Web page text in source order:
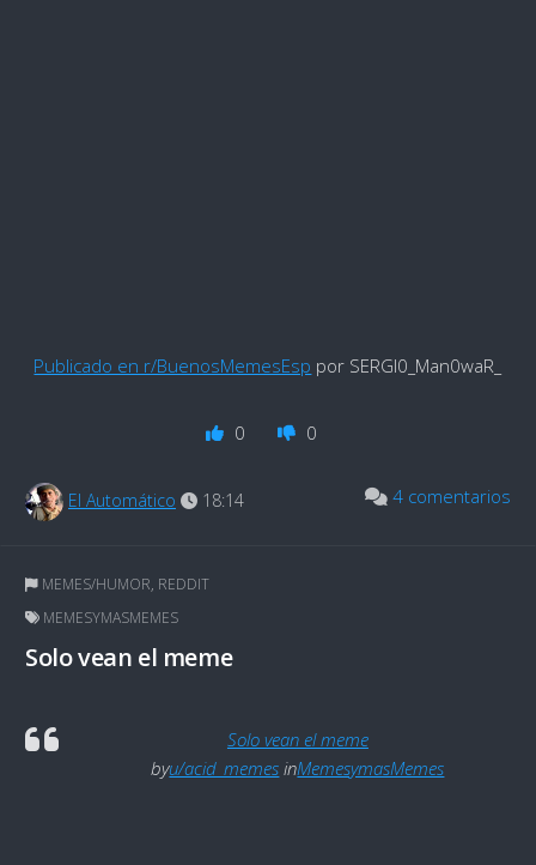
Publicado en r/BuenosMemesEsp por SERGI0_Man0waR_
0 0
El Automático 18:14 4 comentarios
MEMES/HUMOR, REDDIT
MEMESYMASMEMES
Solo vean el meme
Solo vean el meme
byu/acid_memes inMemesymasMemes